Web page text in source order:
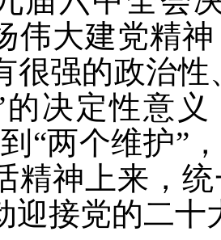
伟大建党精
很强的政治
的决定性意
“两个维护”
精神上来，
迎接党的二十